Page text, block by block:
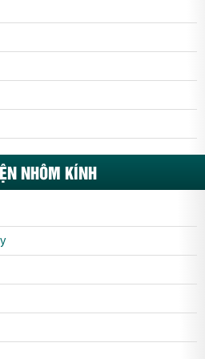
Cửa Nhôm PMA Vĩnh Phúc
NHÔM KÍNH